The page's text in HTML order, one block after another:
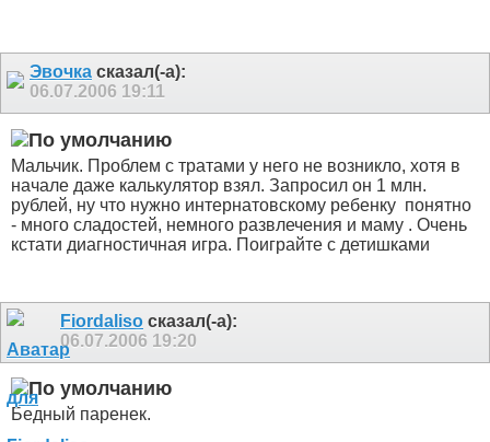
Эвочка сказал(-а):
06.07.2006 19:11
Мальчик. Проблем с тратами у него не возникло, хотя в
начале даже калькулятор взял. Запросил он 1 млн.
рублей, ну что нужно интернатовскому ребенку понятно
- много сладостей, немного развлечения и маму . Очень
кстати диагностичная игра. Поиграйте с детишками
Fiordaliso сказал(-а):
06.07.2006 19:20
Бедный паренек.